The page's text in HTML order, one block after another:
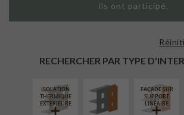
ils ont participé.
RECHERCHER PAR TYPE
ISOLATION
THERMIQUE
EXTÉRIEURE
FAÇADE SUR
SUPPORT
LINÉAIRE
FERMETURE
LOGGIAS